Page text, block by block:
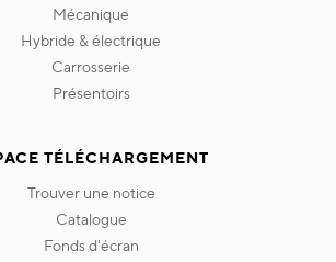
mécanique
hybride & électrique
carrosserie
présentoirs
TÉLÉCHARGEMENT
trouver une notice
catalogue
fonds d'écran